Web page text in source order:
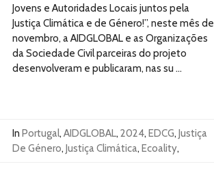
Jovens e Autoridades Locais juntos pela
Justiça Climática e de Género!”, neste mês de
novembro, a AIDGLOBAL e as Organizações
da Sociedade Civil parceiras do projeto
desenvolveram e publicaram, nas su ...
In Portugal, AIDGLOBAL, 2024, EDCG, Justiça
De Género, Justiça Climática, Ecoality,